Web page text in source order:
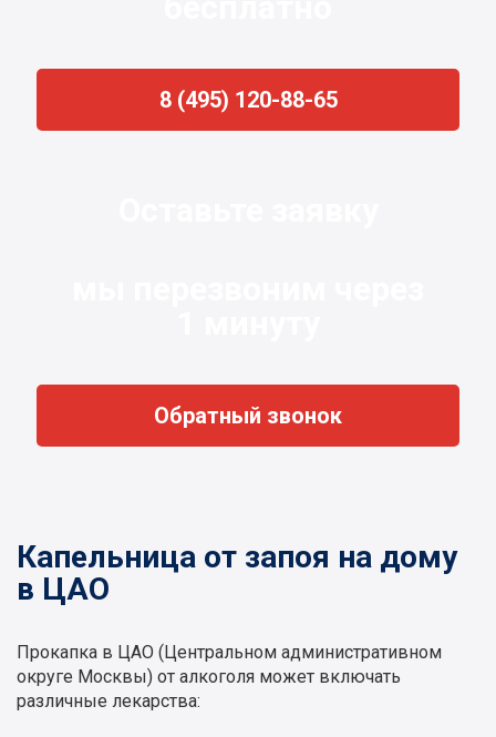
8 (495) 120-88-65
Обратный звонок
Капельница от запоя на дому
в ЦАО
Прокапка в ЦАО (Центральном административном
округе Москвы) от алкоголя может включать
различные лекарства: